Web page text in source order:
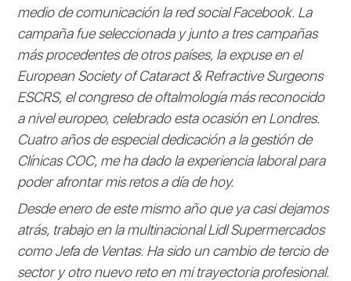
medio de comunicación la red social Facebook. La
campaña fue seleccionada y junto a tres campañas
más procedentes de otros países, la expuse en el
European Society of Cataract & Refractive Surgeons
ESCRS, el congreso de oftalmología más reconocido
a nivel europeo, celebrado esta ocasión en Londres.
Cuatro años de especial dedicación a la gestión de
Clínicas COC, me ha dado la experiencia laboral para
poder afrontar mis retos a día de hoy.
Desde enero de este mismo año que ya casi dejamos
atrás, trabajo en la multinacional Lidl Supermercados
como Jefa de Ventas. Ha sido un cambio de tercio de
sector y otro nuevo reto en mi trayectoria profesional.